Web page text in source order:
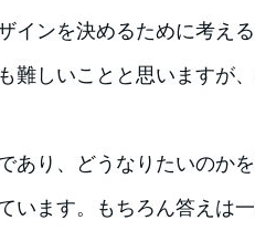
インを決めるために考え
難しいことと思いますが
あり、どうなりたいのか
います。もちろん答えは